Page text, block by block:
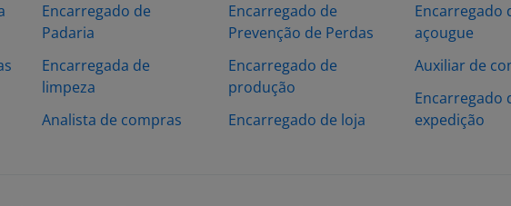
Encarregado de
Padaria
Encarregada de
limpeza
Analista de compras
Encarregado de
Prevenção de Perdas
Encarregado de
produção
Encarregado de loja
Encarregado
açougue
Auxiliar de
Encarregado
expedição